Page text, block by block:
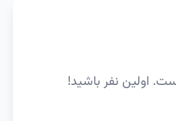
اولین نفر باشید!